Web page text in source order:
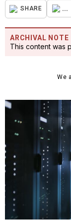
SHARE ...
ARCHIVAL NOTE
This content was
We